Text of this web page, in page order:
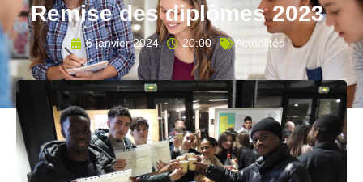
Remise des diplômes 2023
6 janvier 2024 20:00 Actualités